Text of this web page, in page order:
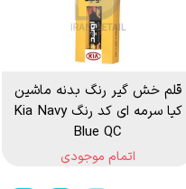
قلم خش گیر رنگ بدنه ماشین
کیا سرمه ای کد رنگ Kia Navy
Blue QC
اتمام موجودی